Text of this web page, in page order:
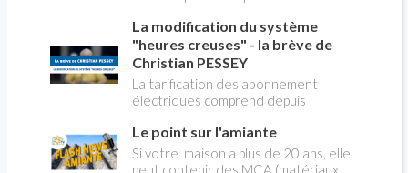
expliquer
La modification du système
"heures creuses" - la brève de
Christian PESSEY
La tarification des abonnement
électriques comprend depuis
pleines, heures creuses. Aujourd'hui
Christian PESSEY vous explique tout
ce qu'il faut savoir sur la nouvelle
Le point sur l'amiante
Si votre maison a plus de 20 ans, elle
peut contenir des MCA (matériaux